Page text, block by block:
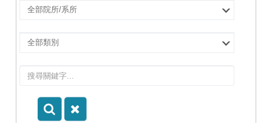
選
所/
所
選
別